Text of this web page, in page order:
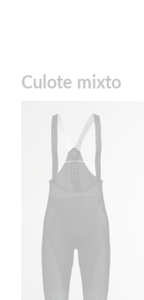
Culote mixto